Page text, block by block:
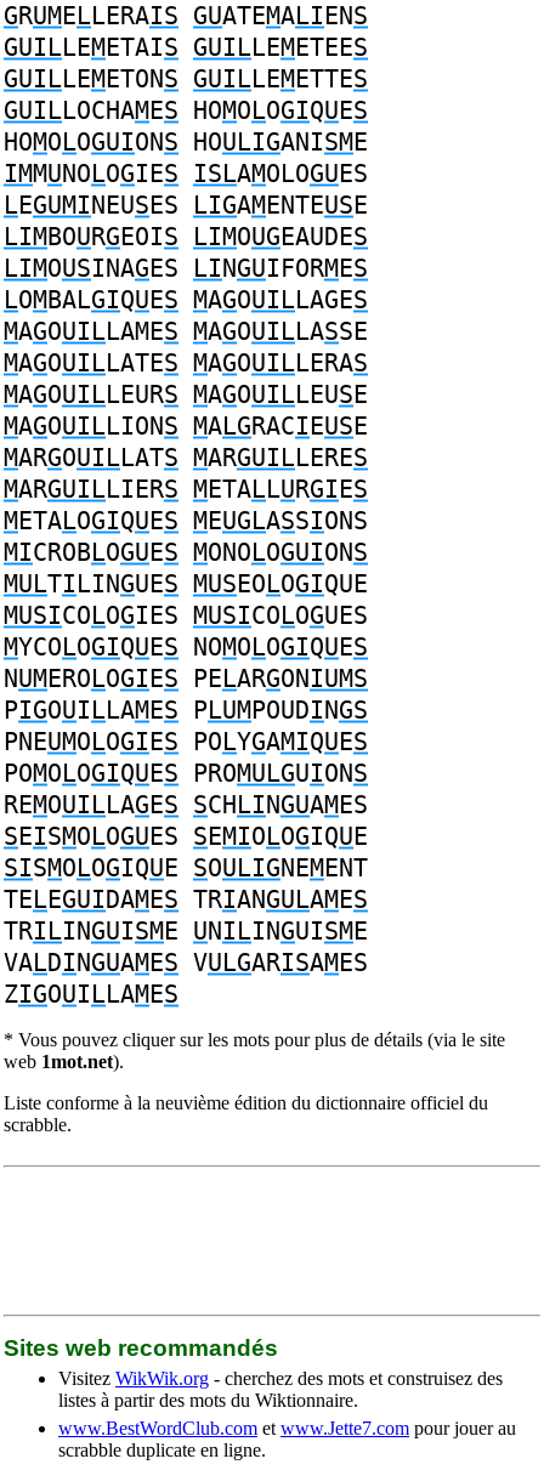
GRUMELLERAIS GUATEMALIENS
GUILLEMETAIS GUILLEMETEES
GUILLEMETONS GUILLEMETTES
GUILLOCHAMES HOMOLOGIQUES
HOMOLOGUIONS HOULIGANISME
IMMUNOLOGIES ISLAMOLOGUES
LEGUMINEUSES LIGAMENTEUSE
LIMBOURGEOIS LIMOUGEAUDES
LIMOUSINAGES LINGUIFORMES
LOMBALGIQUES MAGOUILLAGES
MAGOUILLAMES MAGOUILLASSE
MAGOUILLATES MAGOUILLERAS
MAGOUILLEURS MAGOUILLEUSE
MAGOUILLIONS MALGRACIEUSE
MARGOUILLATS MARGUILLERES
MARGUILLIERS METALLURGIES
METALOGIQUES MEUGLASSIONS
MICROBLOGUES MONOLOGUIONS
MULTILINGUES MUSEOLOGIQUE
MUSICOLOGIES MUSICOLOGUES
MYCOLOGIQUES NOMOLOGIQUES
NUMEROLOGIES PELARGONIUMS
PIGOUILLAMES PLUMPOUDINGS
PNEUMOLOGIES POLYGAMIQUES
POMOLOGIQUES PROMULGUIONS
REMOUILLAGES SCHLINGUAMES
SEISMOLOGUES SEMIOLOGIQUE
SISMOLOGIQUE SOULIGNEMENT
TELEGUIDAMES TRIANGULAMES
TRILINGUISME UNILINGUISME
VALDINGUAMES VULGARISAMES
ZIGOUILLAMES
* Vous pouvez cliquer sur les mots pour plus de détails (via le site
web 1mot.net).
Liste conforme à la neuvième édition du dictionnaire officiel du
scrabble.
Sites web recommandés
Visitez WikWik.org - cherchez des mots et construisez des
listes à partir des mots du Wiktionnaire.
www.BestWordClub.com et www.Jette7.com pour jouer au
scrabble duplicate en ligne.